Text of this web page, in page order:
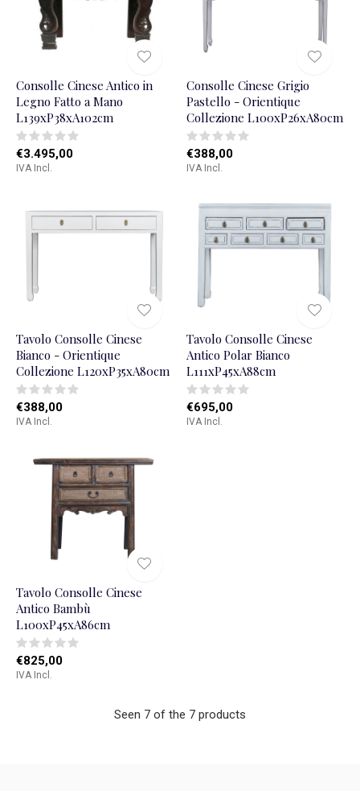
Consolle Cinese Antico in
Legno Fatto a Mano
L139xP38xA102cm
€3.495,00
IVA Incl.
Consolle Cinese Grigio
Pastello - Orientique
Collezione L100xP26xA80cm
€388,00
IVA Incl.
Tavolo Consolle Cinese
Bianco - Orientique
Collezione L120xP35xA80cm
€388,00
IVA Incl.
Tavolo Consolle Cinese
Antico Polar Bianco
L111xP45xA88cm
€695,00
IVA Incl.
Tavolo Consolle Cinese
Antico Bambù
L100xP45xA86cm
€825,00
IVA Incl.
Seen 7 of the 7 products